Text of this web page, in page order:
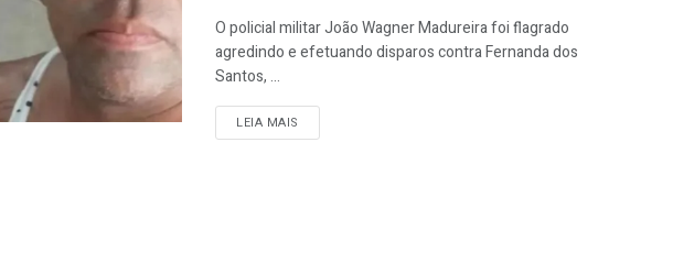
O policial militar João Wagner Madureira foi flagrado
agredindo e efetuando disparos contra Fernanda dos
Santos, ...
LEIA MAIS